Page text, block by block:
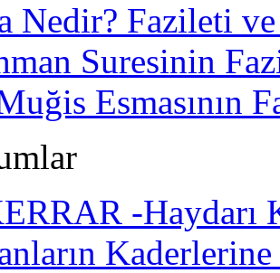
Nedir? Fazileti
Suresinin
Esmasının
-Haydarı